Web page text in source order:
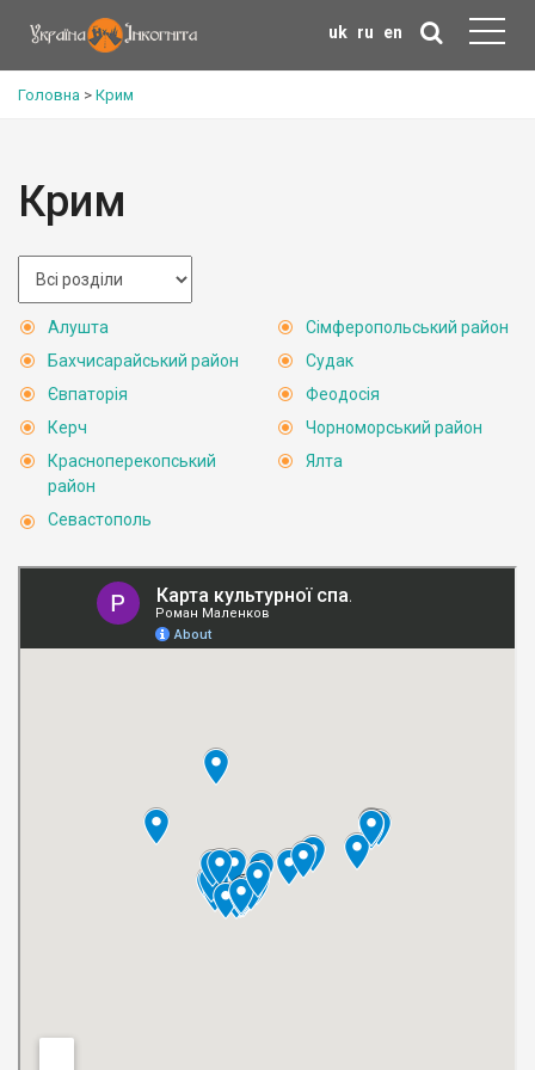
uk ru en
Головна > Крим
Крим
Алушта
Бахчисарайський район
Євпаторія
Керч
Красноперекопський
район
Севастополь
Сімферопольський район
Судак
Феодосія
Чорноморський район
Ялта